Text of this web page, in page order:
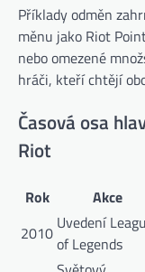
Příklady odměn
měnu jako Riot
nebo omezené
hráči, kteří chtějí
Časová osa
Riot
Rok Akce
2010 Uvedení
of Legends